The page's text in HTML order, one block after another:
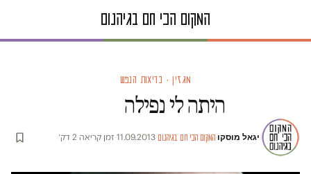
מגזין · בריאות הנפש
היתה לי נפילה
יגאל מוסקו·המקום הכי חם בגיהנום·
11.09.2013
·זמן קריאה 2 דק׳